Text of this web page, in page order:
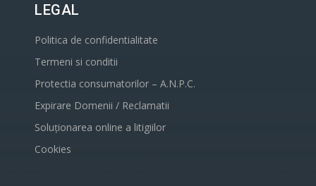
LEGAL
Politica de confidentialitate
Termeni si conditii
Protectia consumatorilor – A.N.P.C.
Expirare Domenii / Reclamatii
Soluționarea online a litigiilor
Cookies